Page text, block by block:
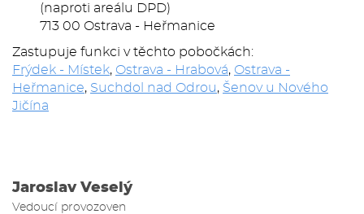
(naproti areálu DPD)
713 00 Ostrava - Heřmanice
Zastupuje funkci v těchto pobočkách:
Frýdek - Místek, Ostrava - Hrabová, Ostrava -
Heřmanice, Suchdol nad Odrou, Šenov u Nového
Jičína
Jaroslav Veselý
Vedoucí provozoven